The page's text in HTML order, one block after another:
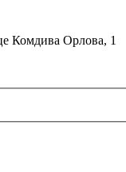
Комдива Орлова, 1